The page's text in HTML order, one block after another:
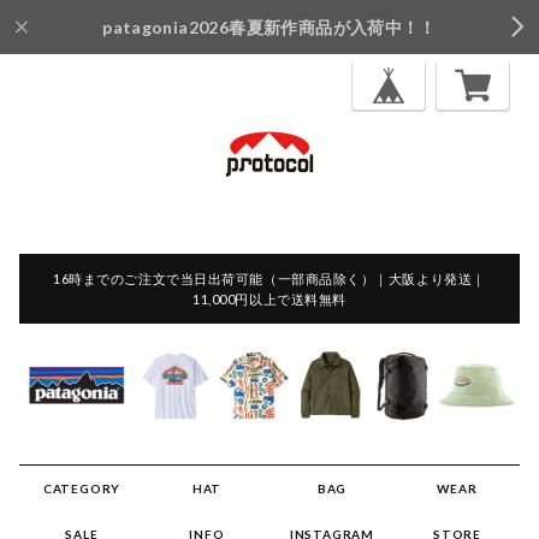
patagonia2026春夏新作商品が入荷中！！
16時までのご注文で当日出荷可能（一部商品除く）｜大阪より発送｜
11,000円以上で送料無料
CATEGORY HAT BAG WEAR
SALE INFO INSTAGRAM STORE